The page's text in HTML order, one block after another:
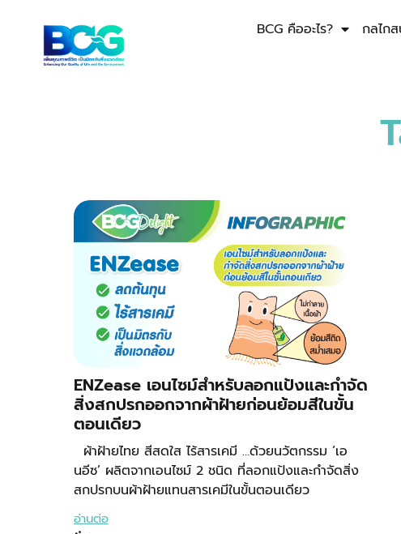
BCG คืออะไร? กลไก
ENZease เอนไซม์สำหรับลอกแป้งและกำจัด
สิ่งสกปรกออกจากผ้าฝ้ายก่อนย้อมสีในขั้น
ตอนเดียว
ผ้าฝ้ายไทย สีสดใส ไร้สารเคมี …ด้วยนวัตกรรม ‘เอ
นอีซ’ ผลิตจากเอนไซม์ 2 ชนิด ที่ลอกแป้งและกำจัดสิ่ง
สกปรกบนผ้าฝ้ายแทนสารเคมีในขั้นตอนเดียว
อ่านต่อ